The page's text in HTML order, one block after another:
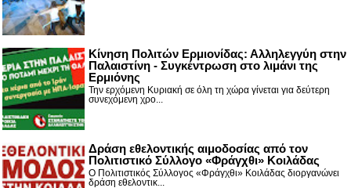
Κίνηση Πολιτών Ερμιονίδας: Αλληλεγγύη στην
Παλαιστίνη - Συγκέντρωση στο λιμάνι της
Ερμιόνης
Την ερχόμενη Κυριακή σε όλη τη χώρα γίνεται για δεύτερη
συνεχόμενη χρο...
Δράση εθελοντικής αιμοδοσίας από τον
Πολιτιστικό Σύλλογο «Φράγχθι» Κοιλάδας
Ο Πολιτιστικός Σύλλογος «Φράγχθι» Κοιλάδας διοργανώνει
δράση εθελοντικ...